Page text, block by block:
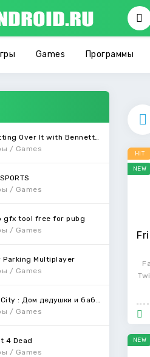
Games Программы
/ Games
/ Games
gfx tool free for pubg
/ Games
Parking Multiplayer
/ Games
/ Games
4 Dead
/ Games
HIT
NEW
NEW